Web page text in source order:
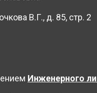
В.Г., д. 85, стр. 2
Инженерного